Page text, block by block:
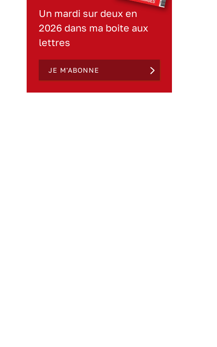
Un mardi sur deux en
2026 dans ma boite aux
lettres
JE M'ABONNE